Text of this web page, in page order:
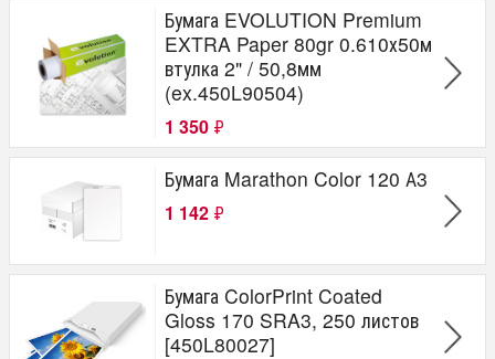
Бумага EVOLUTION Premium
EXTRA Paper 80gr 0.610х50м
втулка 2" / 50,8мм
(ex.450L90504)
1 350 ₽
Бумага Marathon Color 120 А3
1 142 ₽
Бумага ColorPrint Coated
Gloss 170 SRA3, 250 листов
[450L80027]